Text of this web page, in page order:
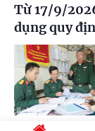
Từ 17/9/
dụng quy